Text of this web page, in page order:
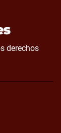
derechos